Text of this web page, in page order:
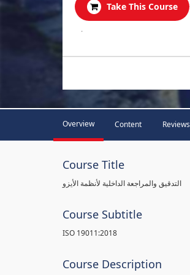
Take This Course
.
Overview Content Reviews
Course Title
التدقيق والمراجعة الداخلية لأنظمة الأيزو
Course Subtitle
ISO 19011:2018
Course Description